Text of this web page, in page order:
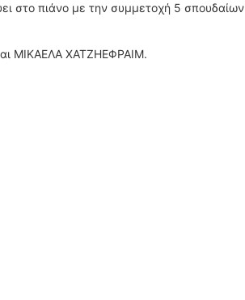
στο πιάνο με την συμμετοχή 5 σπουδαίων
ΜΙΚΑΕΛΑ ΧΑΤΖΗΕΦΡΑΙΜ.